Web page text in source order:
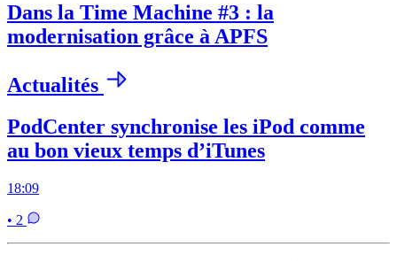
Dans la Time Machine #3 : la
modernisation grâce à APFS
Actualités
PodCenter synchronise les iPod comme
au bon vieux temps d’iTunes
18:09
• 2